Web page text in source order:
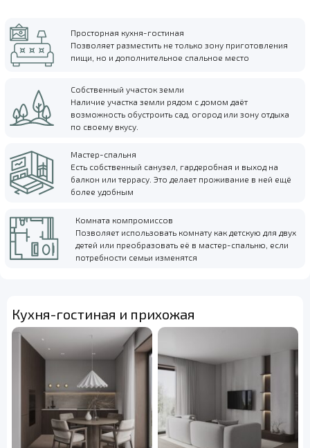
Просторная кухня-гостиная
Позволяет разместить не только зону приготовления
пищи, но и дополнительное спальное место
Собственный участок земли
Наличие участка земли рядом с домом даёт
возможность обустроить сад, огород или зону отдыха
по своему вкусу.
Мастер-спальня
Есть собственный санузел, гардеробная и выход на
балкон или террасу. Это делает проживание в ней ещё
более удобным
Комната компромиссов
Позволяет использовать комнату как детскую для двух
детей или преобразовать её в мастер-спальню, если
потребности семьи изменятся
Кухня-гостиная и прихожая